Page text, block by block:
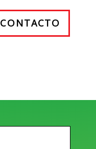
CONTACTO